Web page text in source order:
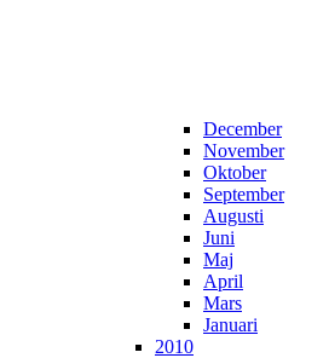
December
November
Oktober
September
Augusti
Juni
Maj
April
Mars
Januari
2010